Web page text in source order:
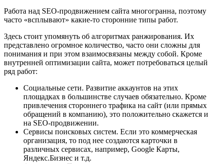
Работа над SEO-продвижением сайта многогранна, поэтому
часто «всплывают» какие-то сторонние типы работ.
Здесь стоит упомянуть об алгоритмах ранжирования. Их
представлено огромное количество, часто они сложны для
понимания и при этом взаимосвязаны между собой. Кроме
внутренней оптимизации сайта, может потребоваться целый
ряд работ:
Социальные сети. Развитие аккаунтов на этих
площадках в большинстве случаев обязательно. Кроме
привлечения стороннего трафика на сайт (или прямых
обращений в компанию), это положительно скажется и
на SEO-продвижении.
Сервисы поисковых систем. Если это коммерческая
организация, то под нее создаются карточки в
различных сервисах, например, Google Карты,
Яндекс.Бизнес и т.д.